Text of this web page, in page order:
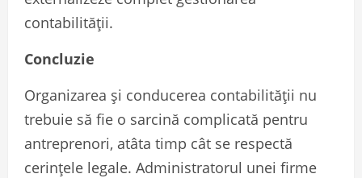
contabilității.
Concluzie
Organizarea și conducerea contabilității nu
trebuie să fie o sarcină complicată pentru
antreprenori, atâta timp cât se respectă
cerințele legale. Administratorul unei firme